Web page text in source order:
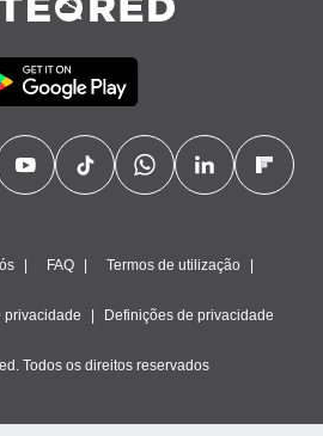
FAQ Termos de utilização
privacidade Definições de privacidade
Todos os direitos reservados